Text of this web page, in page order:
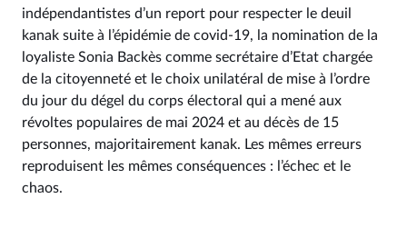
indépendantistes d’un report pour respecter le deuil
kanak suite à l’épidémie de covid-19, la nomination de la
loyaliste Sonia Backès comme secrétaire d’Etat chargée
de la citoyenneté et le choix unilatéral de mise à l’ordre
du jour du dégel du corps électoral qui a mené aux
révoltes populaires de mai 2024 et au décès de 15
personnes, majoritairement kanak. Les mêmes erreurs
reproduisent les mêmes conséquences : l’échec et le
chaos.